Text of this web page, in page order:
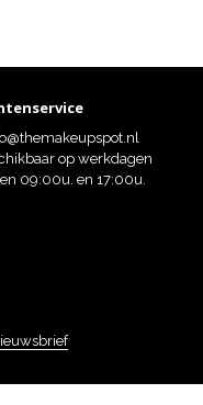
op werkdagen
09:00u. en 17:00u.